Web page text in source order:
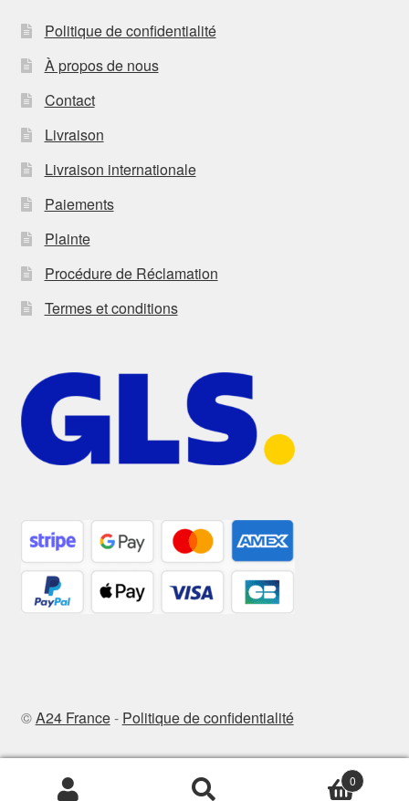
Politique de confidentialité
À propos de nous
Contact
Livraison
Livraison internationale
Paiements
Plainte
Procédure de Réclamation
Termes et conditions
©A24 France- Politique de confidentialité
Recherche
Recherche
0